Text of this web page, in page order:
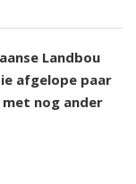
Landbou
afgelope paar
met nog ander